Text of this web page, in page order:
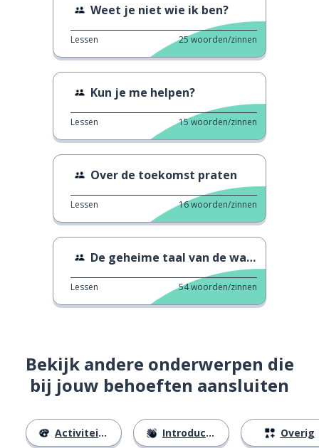
Weet je niet wie ik ben?
Lessen 25woorden/zinnen
Kun je me helpen?
Lessen 15woorden/zinnen
Over de toekomst praten
Lessen 16woorden/zinnen
De geheime taal van de waaier
Lessen 54woorden/zinnen
Bekijk andere onderwerpen die
bij jouw behoeften aansluiten
Activiteiten Introducties Overig